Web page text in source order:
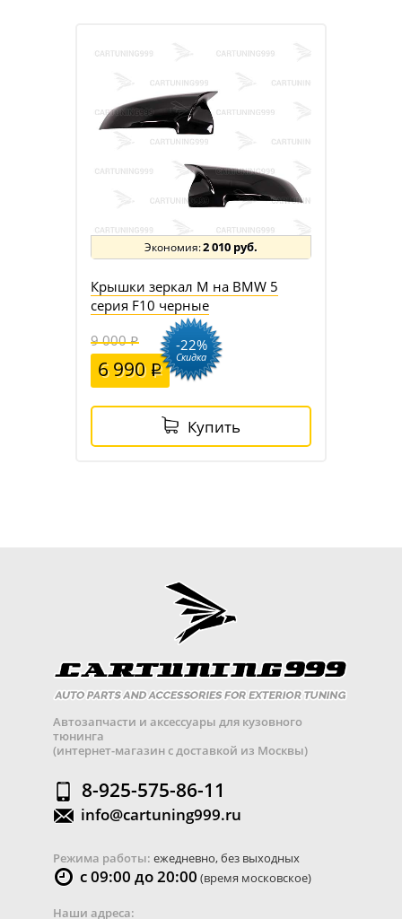
2 010 руб.
Крышки зеркал M на BMW 5
серия F10 черные
9 000
6 990
-22%
Скидка
Купить
Автозапчасти и аксессуары для кузовного
тюнинга
(интернет-магазин с доставкой из Москвы)
8-925-575-86-11
info@cartuning999.ru
Режима работы: ежедневно, без выходных
с 09:00 до 20:00 (время московское)
Наши адреса: